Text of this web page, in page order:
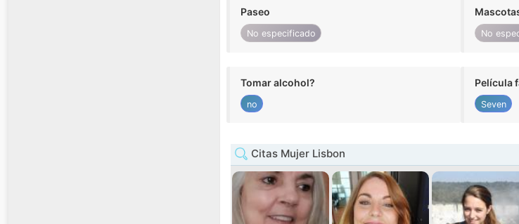
Paseo
No especificado No
Tomar alcohol?
no
Película
Seven
Citas Mujer Lisbon